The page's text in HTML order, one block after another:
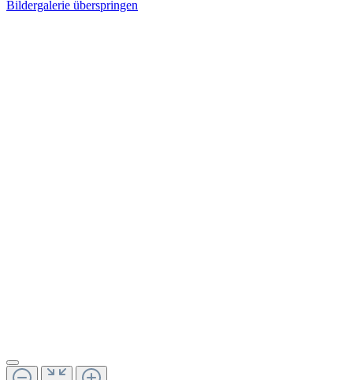
Bildergalerie überspringen